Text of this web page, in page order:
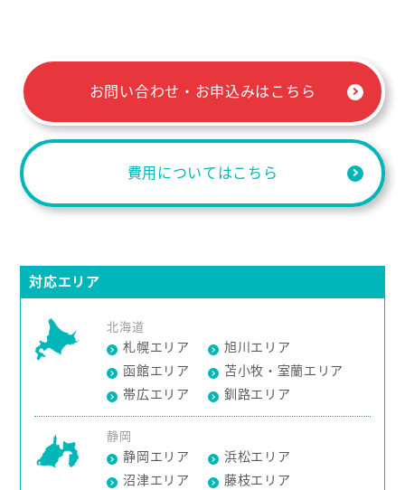
お問い合わせ・お申込みはこちら
費用についてはこちら
対応エリア
北海道
札幌エリア
旭川エリア
函館エリア
苫小牧・室蘭エリア
帯広エリア
釧路エリア
静岡
静岡エリア
浜松エリア
沼津エリア
藤枝エリア